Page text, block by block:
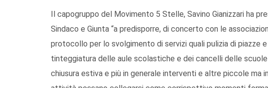
Il capogruppo del Movimento 5 Stelle, Savino Gianizzari ha
Sindaco e Giunta “a predisporre, di concerto con le
protocollo per lo svolgimento di servizi quali pulizia di piazze
tinteggiatura delle aule scolastiche e dei cancelli delle
chiusura estiva e più in generale interventi e altre piccole